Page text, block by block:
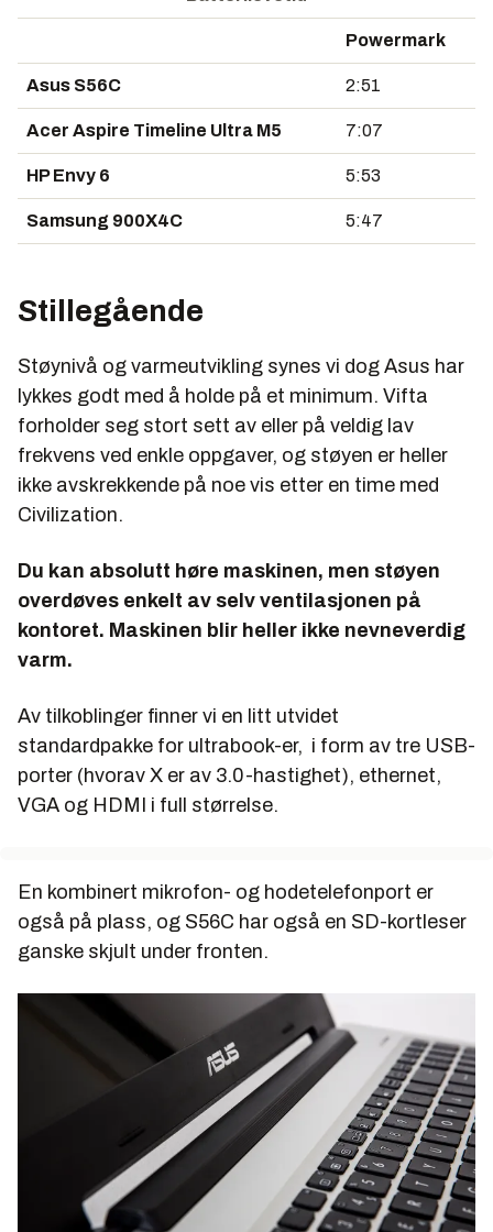
Powermark
Asus S56C 2:51
Acer Aspire Timeline Ultra M5 7:07
HP Envy 6 5:53
Samsung 900X4C 5:47
Stillegående
Støynivå og varmeutvikling synes vi dog Asus har
lykkes godt med å holde på et minimum. Vifta
forholder seg stort sett av eller på veldig lav
frekvens ved enkle oppgaver, og støyen er heller
ikke avskrekkende på noe vis etter en time med
Civilization.
Du kan absolutt høre maskinen, men støyen
overdøves enkelt av selv ventilasjonen på
kontoret. Maskinen blir heller ikke nevneverdig
varm.
Av tilkoblinger finner vi en litt utvidet
standardpakke for ultrabook-er, i form av tre USB-
porter (hvorav X er av 3.0-hastighet), ethernet,
VGA og HDMI i full størrelse.
En kombinert mikrofon- og hodetelefonport er
også på plass, og S56C har også en SD-kortleser
ganske skjult under fronten.